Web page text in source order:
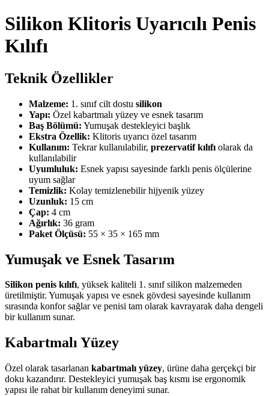
Silikon Klitoris Uyarıcılı Penis
Kılıfı
Teknik Özellikler
Malzeme: 1. sınıf cilt dostu silikon
Yapı: Özel kabartmalı yüzey ve esnek tasarım
Baş Bölümü: Yumuşak destekleyici başlık
Ekstra Özellik: Klitoris uyarıcı özel tasarım
Kullanım: Tekrar kullanılabilir, prezervatif kılıfı olarak da
kullanılabilir
Uyumluluk: Esnek yapısı sayesinde farklı penis ölçülerine
uyum sağlar
Temizlik: Kolay temizlenebilir hijyenik yüzey
Uzunluk: 15 cm
Çap: 4 cm
Ağırlık: 36 gram
Paket Ölçüsü: 55 × 35 × 165 mm
Yumuşak ve Esnek Tasarım
Silikon penis kılıfı, yüksek kaliteli 1. sınıf silikon malzemeden
üretilmiştir. Yumuşak yapısı ve esnek gövdesi sayesinde kullanım
sırasında konfor sağlar ve penisi tam olarak kavrayarak daha dengeli
bir kullanım sunar.
Kabartmalı Yüzey
Özel olarak tasarlanan kabartmalı yüzey, ürüne daha gerçekçi bir
doku kazandırır. Destekleyici yumuşak baş kısmı ise ergonomik
yapısı ile rahat bir kullanım deneyimi sunar.